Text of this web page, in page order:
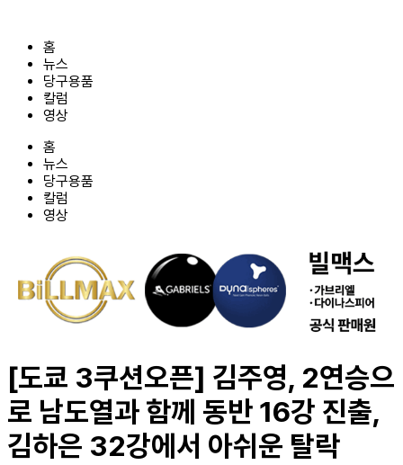
홈
뉴스
당구용품
칼럼
영상
홈
뉴스
당구용품
칼럼
영상
[도쿄 3쿠션오픈] 김주영, 2연승으
로 남도열과 함께 동반 16강 진출,
김하은 32강에서 아쉬운 탈락